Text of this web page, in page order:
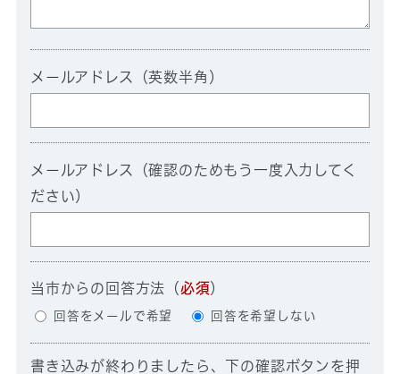
メールアドレス（英数半角）
メールアドレス（確認のためもう一度入力してく
ださい）
当市からの回答方法 （必須）
回答をメールで希望 回答を希望しない
書き込みが終わりましたら、下の確認ボタンを押